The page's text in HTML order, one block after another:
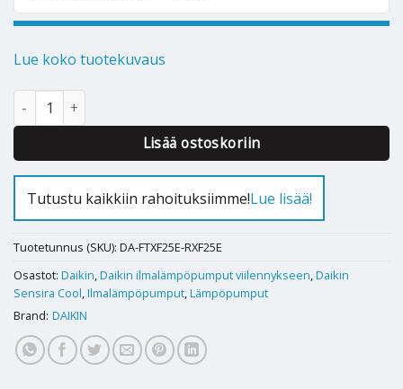
Lue koko tuotekuvaus
Ilmalämpöpumppu Daikin Sensira Cool 25 määrä
Lisää ostoskoriin
Alternative:
Tutustu kaikkiin rahoituksiimme!Lue lisää!
Tuotetunnus (SKU): DA-FTXF25E-RXF25E
Osastot: Daikin Daikin ilmalämpöpumput viilennykseen Daikin
Sensira Cool Ilmalämpöpumput Lämpöpumput
Brand: DAIKIN